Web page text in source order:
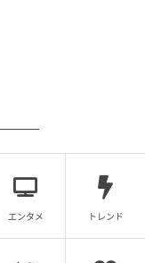
エンタメ トレンド